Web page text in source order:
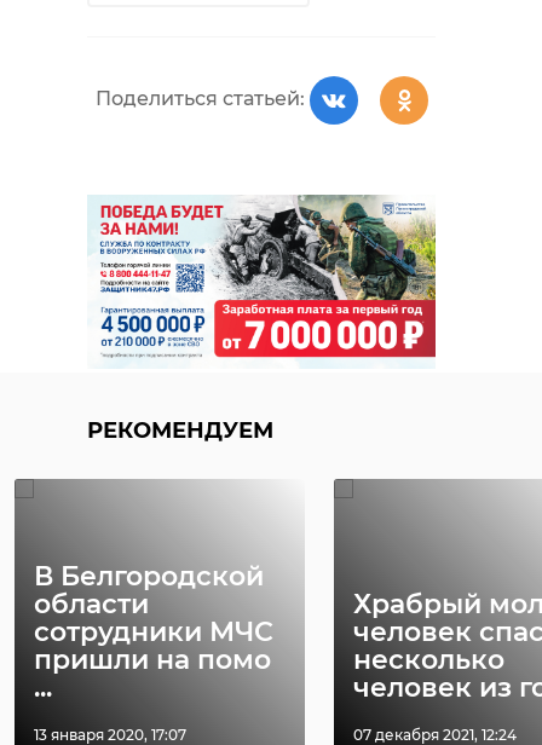
Поделиться статьей:
РЕКОМЕНДУЕМ
В Белгородской
области
сотрудники МЧС
пришли на помо
...
13 января 2020, 17:07
Храбрый
человек
несколько
человек из
07 декабря 2021, 12:24